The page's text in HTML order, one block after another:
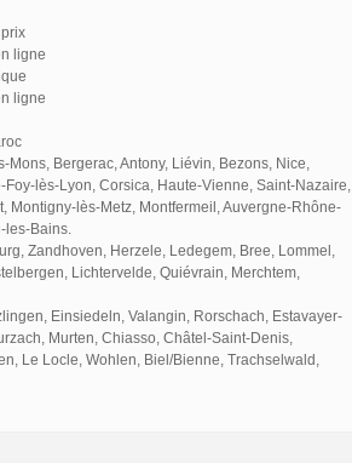
ligne
ligne
Mons, Bergerac, Antony, Liévin, Bezons, Nice,
lès-Lyon, Corsica, Haute-Vienne, Saint-Nazaire,
Montigny-lès-Metz, Montfermeil, Auvergne-Rhône-
les-Bains.
Zandhoven, Herzele, Ledegem, Bree, Lommel,
Lichtervelde, Quiévrain, Merchtem,
Einsiedeln, Valangin, Rorschach, Estavayer-
Murten, Chiasso, Châtel-Saint-Denis,
Le Locle, Wohlen, Biel/Bienne, Trachselwald,